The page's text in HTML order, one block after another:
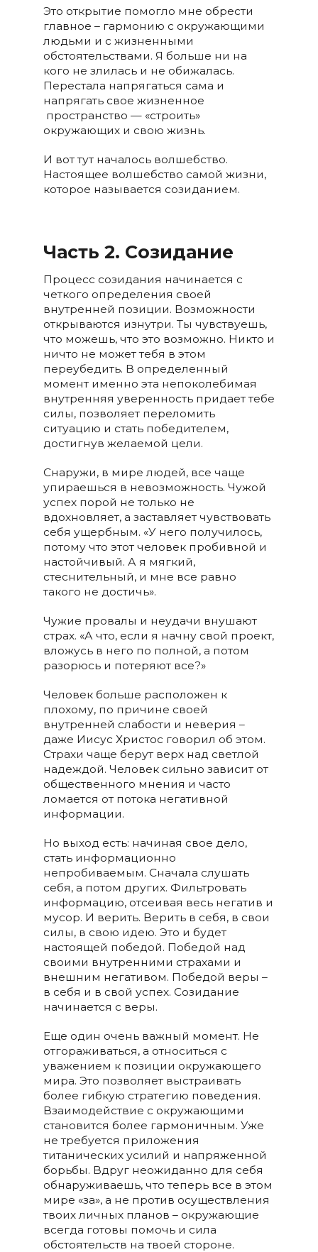
Это открытие помогло мне обрести
главное – гармонию с окружающими
людьми и с жизненными
обстоятельствами. Я больше ни на
кого не злилась и не обижалась.
Перестала напрягаться сама и
напрягать свое жизненное
пространство — «строить»
окружающих и свою жизнь.
И вот тут началось волшебство.
Настоящее волшебство самой жизни,
которое называется созиданием.
Часть 2. Созидание
Процесс созидания начинается с
четкого определения своей
внутренней позиции. Возможности
открываются изнутри. Ты чувствуешь,
что можешь, что это возможно. Никто и
ничто не может тебя в этом
переубедить. В определенный
момент именно эта непоколебимая
внутренняя уверенность придает тебе
силы, позволяет переломить
ситуацию и стать победителем,
достигнув желаемой цели.
Снаружи, в мире людей, все чаще
упираешься в невозможность. Чужой
успех порой не только не
вдохновляет, а заставляет чувствовать
себя ущербным. «У него получилось,
потому что этот человек пробивной и
настойчивый. А я мягкий,
стеснительный, и мне все равно
такого не достичь».
Чужие провалы и неудачи внушают
страх. «А что, если я начну свой проект,
вложусь в него по полной, а потом
разорюсь и потеряют все?»
Человек больше расположен к
плохому, по причине своей
внутренней слабости и неверия –
даже Иисус Христос говорил об этом.
Страхи чаще берут верх над светлой
надеждой. Человек сильно зависит от
общественного мнения и часто
ломается от потока негативной
информации.
Но выход есть: начиная свое дело,
стать информационно
непробиваемым. Сначала слушать
себя, а потом других. Фильтровать
информацию, отсеивая весь негатив и
мусор. И верить. Верить в себя, в свои
силы, в свою идею. Это и будет
настоящей победой. Победой над
своими внутренними страхами и
внешним негативом. Победой веры –
в себя и в свой успех. Созидание
начинается с веры.
Еще один очень важный момент. Не
отгораживаться, а относиться с
уважением к позиции окружающего
мира. Это позволяет выстраивать
более гибкую стратегию поведения.
Взаимодействие с окружающими
становится более гармоничным. Уже
не требуется приложения
титанических усилий и напряженной
борьбы. Вдруг неожиданно для себя
обнаруживаешь, что теперь все в этом
мире «за», а не против осуществления
твоих личных планов – окружающие
всегда готовы помочь и сила
обстоятельств на твоей стороне.